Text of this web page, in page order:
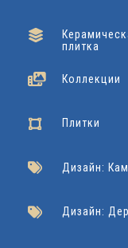
плитка
Коллекции
Плитки
Дизайн:
Дизайн: